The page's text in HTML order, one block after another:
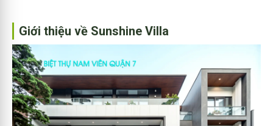
Giới thiệu về Sunshine Villa